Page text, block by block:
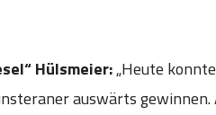
Hülsmeier:„Heute
auswärts gewinnen.